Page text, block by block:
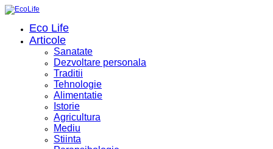
Eco Life
Articole
Sanatate
Dezvoltare personala
Traditii
Tehnologie
Alimentatie
Istorie
Agricultura
Mediu
Stiinta